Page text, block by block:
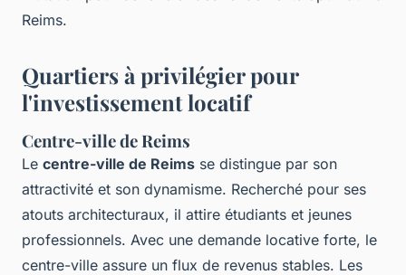
Reims.
Quartiers à privilégier pour
l'investissement locatif
Centre-ville de Reims
Le centre-ville de Reims se distingue par son
attractivité et son dynamisme. Recherché pour ses
atouts architecturaux, il attire étudiants et jeunes
professionnels. Avec une demande locative forte, le
centre-ville assure un flux de revenus stables. Les